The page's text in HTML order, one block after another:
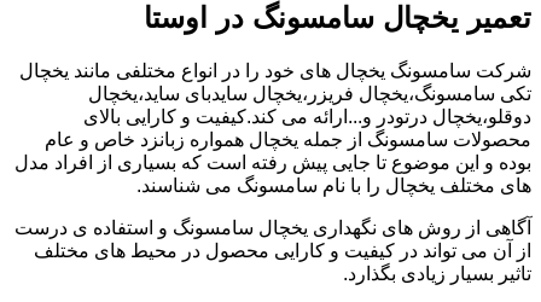
تعمیر یخچال سامسونگ در اوستا
شرکت سامسونگ یخچال های خود را در انواع مختلفی مانند یخچال
تکی سامسونگ،یخچال فریزر،یخچال سایدبای ساید،یخچال
دوقلو،یخچال درتودر و...ارائه می کند.کیفیت و کارایی بالای
محصولات سامسونگ از جمله یخچال همواره زبانزد خاص و عام
بوده و این موضوع تا جایی پیش رفته است که بسیاری از افراد مدل
های مختلف یخچال را با نام سامسونگ می شناسند.
آگاهی از روش های نگهداری یخچال سامسونگ و استفاده ی درست
از آن می تواند در کیفیت و کارایی محصول در محیط های مختلف
تاثیر بسیار زیادی بگذارد.